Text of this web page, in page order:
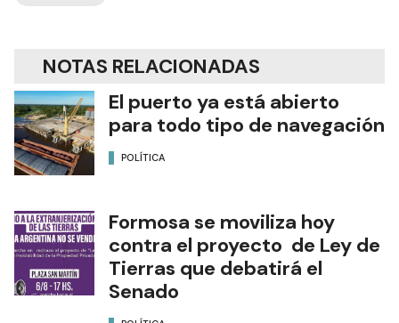
NOTAS RELACIONADAS
El puerto ya está abierto
para todo tipo de navegación
POLÍTICA
Formosa se moviliza hoy
contra el proyecto de Ley de
Tierras que debatirá el
Senado